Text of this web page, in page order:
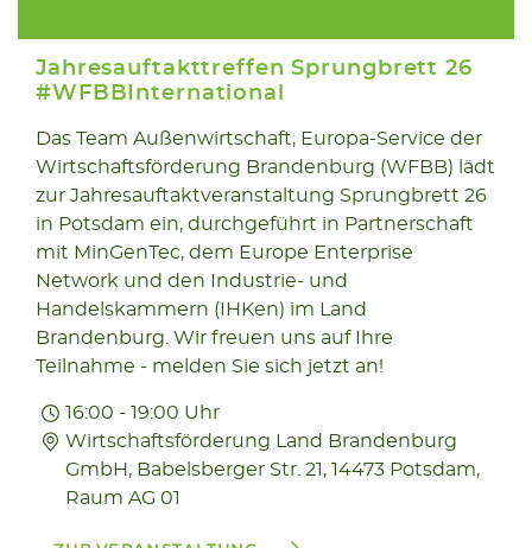
15.01
2026
Jahresauftakttreffen Sprungbrett 26
#WFBBInternational
Das Team Außenwirtschaft, Europa-Service der
Wirtschaftsförderung Brandenburg (WFBB) lädt
zur Jahresauftaktveranstaltung Sprungbrett 26
in Potsdam ein, durchgeführt in Partnerschaft
mit MinGenTec, dem Europe Enterprise
Network und den Industrie- und
Handelskammern (IHKen) im Land
Brandenburg. Wir freuen uns auf Ihre
Teilnahme - melden Sie sich jetzt an!
16:00 - 19:00 Uhr
Wirtschaftsförderung Land Brandenburg
GmbH, Babelsberger Str. 21, 14473 Potsdam,
Raum AG 01